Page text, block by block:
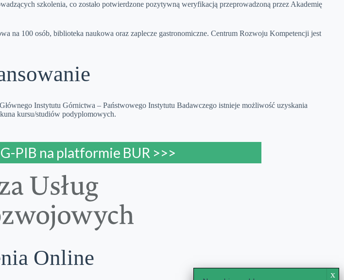
szkolenia, co zostało potwierdzone pozytywną weryfikacją przeprowadzoną przez Akademię
na 100 osób, biblioteka naukowa oraz zaplecze gastronomiczne. Centrum Rozwoju Kompetencji jest
Instytutu Górnictwa – Państwowego Instytutu Badawczego istnieje możliwość uzyskania
kursu/studiów podyplomowych.
PIB na platformie BUR >>>
Online